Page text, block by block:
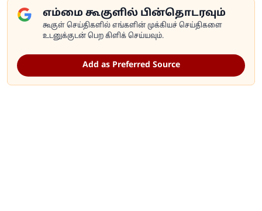
எம்மை கூகுளில் பின்தொடரவும்
கூகுள் செய்திகளில் எங்களின் முக்கியச் செய்திகளை
உடனுக்குடன் பெற கிளிக் செய்யவும்.
Add as Preferred Source